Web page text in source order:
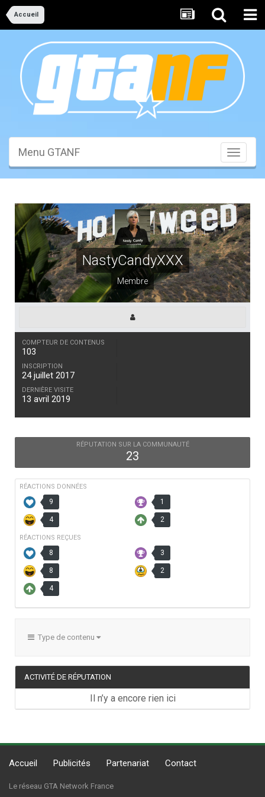
Accueil
Toggle
Menu GTANF
NastyCandyXXX
Membre
COMPTEUR DE CONTENUS
103
INSCRIPTION
24 juillet 2017
DERNIÈRE VISITE
13 avril 2019
RÉPUTATION SUR LA COMMUNAUTÉ
23
RÉACTIONS DONNÉES
9 1
4 2
RÉACTIONS REÇUES
8 3
8 2
4
Type de contenu
ACTIVITÉ DE RÉPUTATION
Il n’y a encore rien ici
Accueil Publicités Partenariat Contact
Le réseau GTA Network France